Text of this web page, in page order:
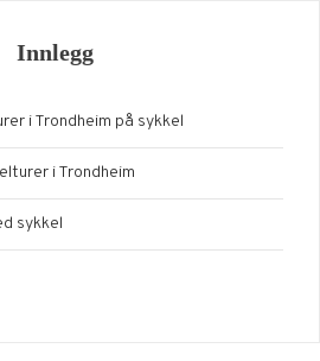
Innlegg
i Trondheim på sykkel
i Trondheim
sykkel